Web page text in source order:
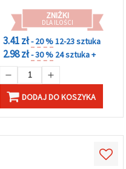
ZNIŻKI
DLA ILOŚCI
3.41 zł- 20 %12-23 sztuka
2.98 zł- 30 % 24 sztuka +
DODAJ DO KOSZYKA